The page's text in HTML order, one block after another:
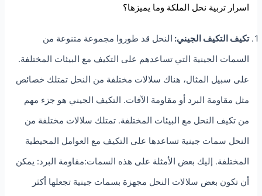
اسرار تربية نحل الملكة وما يميزها؟
تكيف التكيف الجيني: النحل قد طوروا مجموعة متنوعة من
السمات الجينية التي تساعدهم على التكيف مع البيئات المختلفة.
على سبيل المثال، هناك سلالات مختلفة من النحل تمتلك خصائص
مثل مقاومة البرد أو مقاومة الآفات. التكيف الجيني هو جزء مهم
من تكيف النحل مع البيئات المختلفة. تمتلك سلالات مختلفة من
النحل سمات جينية تساعدها على التكيف مع العوامل المحيطية
المختلفة. إليك بعض الأمثلة على هذه السمات:مقاومة البرد: يمكن
أن تكون بعض سلالات النحل مجهزة بسمات جينية تجعلها أكثر